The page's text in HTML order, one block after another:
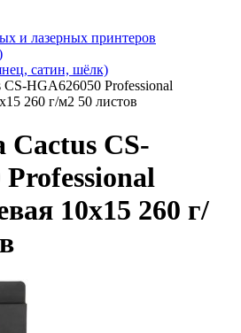
и лазерных принтеров
сатин, шёлк)
HGA626050 Professional
260 г/м2 50 листов
Cactus CS-
10x15 260 г/